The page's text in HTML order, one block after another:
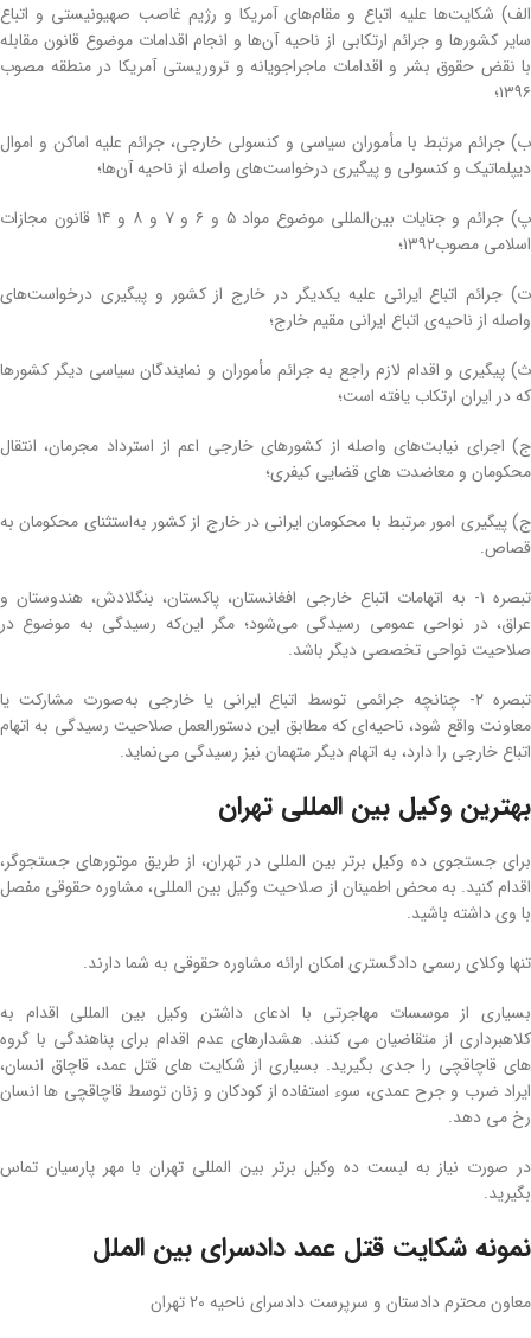
الف) شکایت‌ها علیه اتباع و مقام‌های آمریکا و رژیم غاصب صهیونیستی و اتباع
سایر کشورها و جرائم ارتکابی از ناحیه آن‌ها و انجام اقدامات موضوع قانون مقابله
با نقض حقوق بشر و اقدامات ماجراجویانه و تروریستی آمریکا در منطقه مصوب
۱۳۹۶؛
ب) جرائم مرتبط با مأموران سیاسی و کنسولی خارجی، جرائم علیه اماکن و اموال
دیپلماتیک و کنسولی و پیگیری درخواست‌های واصله از ناحیه آن‌ها؛
پ) جرائم و جنایات بین‌المللی موضوع مواد ۵ و ۶ و ۷ و ۸ و ۱۴ قانون مجازات
اسلامی مصوب۱۳۹۲؛
ت) جرائم اتباع ایرانی علیه یکدیگر در خارج از کشور و پیگیری درخواست‌های
واصله از ناحیه‌ی اتباع ایرانی مقیم خارج؛
ث) پیگیری و اقدام لازم راجع به جرائم مأموران و نمایندگان سیاسی دیگر کشورها
که در ایران ارتکاب یافته است؛
ج) اجرای نیابت‌های واصله از کشورهای خارجی اعم از استرداد مجرمان، انتقال
محکومان و معاضدت های قضایی کیفری؛
ج) پیگیری امور مرتبط با محکومان ایرانی در خارج از کشور به‌استثنای محکومان به
قصاص.
تبصره ۱- به اتهامات اتباع خارجی افغانستان، پاکستان، بنگلادش، هندوستان و
عراق، در نواحی عمومی رسیدگی می‌شود؛ مگر این‌که رسیدگی به موضوع در
صلاحیت نواحی تخصصی دیگر باشد.
تبصره ۲- چنانچه جرائمی توسط اتباع ایرانی یا خارجی به‌صورت مشارکت یا
معاونت واقع شود، ناحیه‌ای که مطابق این دستورالعمل صلاحیت رسیدگی به اتهام
اتباع خارجی را دارد، به اتهام دیگر متهمان نیز رسیدگی می‌نماید.
بهترین وکیل بین المللی تهران
برای جستجوی ده وکیل برتر بین المللی در تهران، از طریق موتورهای جستجوگر،
اقدام کنید. به محض اطمینان از صلاحیت وکیل بین المللی، مشاوره حقوقی مفصل
با وی داشته باشید.
تنها وکلای رسمی دادگستری امکان ارائه مشاوره حقوقی به شما دارند.
بسیاری از موسسات مهاجرتی با ادعای داشتن وکیل بین المللی اقدام به
کلاهبرداری از متقاضیان می کنند. هشدارهای عدم اقدام برای پناهندگی با گروه
های قاچاقچی را جدی بگیرید. بسیاری از شکایت های قتل عمد، قاچاق انسان،
ایراد ضرب و جرح عمدی، سوء استفاده از کودکان و زنان توسط قاچاقچی ها انسان
رخ می دهد.
در صورت نیاز به لبست ده وکیل برتر بین المللی تهران با مهر پارسیان تماس
بگیرید.
نمونه شکایت قتل عمد دادسرای بین الملل
معاون محترم دادستان و سرپرست دادسرای ناحیه 20 تهران